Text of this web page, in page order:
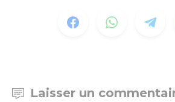
Laisser un